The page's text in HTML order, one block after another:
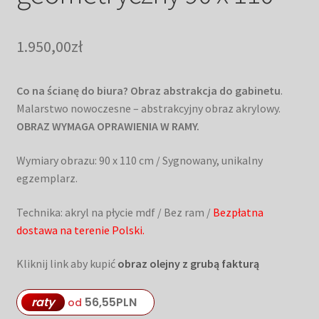
1.950,00zł
Co na ścianę do biura? Obraz abstrakcja do gabinetu.
Malarstwo nowoczesne – abstrakcyjny obraz akrylowy.
OBRAZ WYMAGA OPRAWIENIA W RAMY.
Wymiary obrazu: 90 x 110 cm / Sygnowany, unikalny
egzemplarz.
Technika: akryl na płycie mdf / Bez ram / Bezpłatna
dostawa na terenie Polski.
Kliknij link aby kupić obraz olejny z grubą fakturą
raty od 56,55PLN